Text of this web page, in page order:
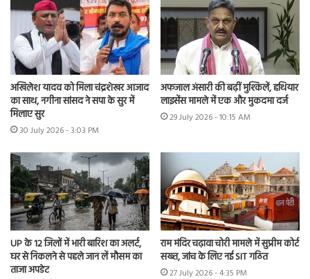
अखिलेश यादव को मिला चंद्रशेखर आजाद
का साथ, नगीना सांसद ने सपा के सुर में
मिलाए सुर
30 July 2026 - 3:03 PM
अफजाल अंसारी की बढ़ीं मुश्किलें, हथियार
लाइसेंस मामले में एक और मुकदमा दर्ज
29 July 2026 - 10:15 AM
UP के 12 जिलों में भारी बारिश का अलर्ट,
घर से निकलने से पहले जान लें मौसम का
ताजा अपडेट
राम मंदिर चढ़ावा चोरी मामले में सुप्रीम कोर्ट
सख्त, जांच के लिए नई SIT गठित
27 July 2026 - 4:35 PM